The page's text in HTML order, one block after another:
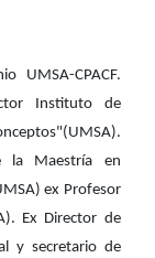
UMSA-CPACF.
Instituto de
la Maestría en
ex Profesor
Ex Director de
y secretario de